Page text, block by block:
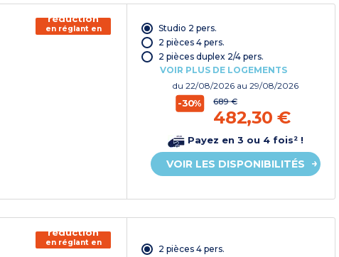
150€ de
réduction
en réglant en
chèque
Studio 2 pers.
2 pièces 4 pers.
2 pièces duplex 2/4 pers.
VOIR PLUS DE LOGEMENTS
du22/08/2026 au 29/08/2026
-30% 689 €
482,30 €
Payez en 3 ou 4 fois² !
VOIR LES DISPONIBILITÉS
150€ de
réduction
en réglant en
chèque
2 pièces 4 pers.